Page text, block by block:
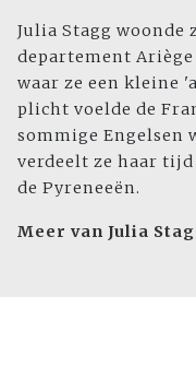
Julia Stagg woonde
departement Ariège
waar ze een kleine
plicht voelde de
sommige Engelsen
verdeelt ze haar tijd
de Pyreneeën.
Meer van Julia